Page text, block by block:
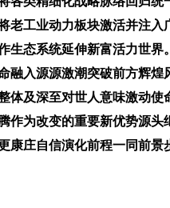
老工业动力板块激活并注
生态系统延伸新富活力世
融入源源激潮突破前方辉
体及深至对世人意味激动
作为改变的重要新优势源
康庄自信演化前程一同前